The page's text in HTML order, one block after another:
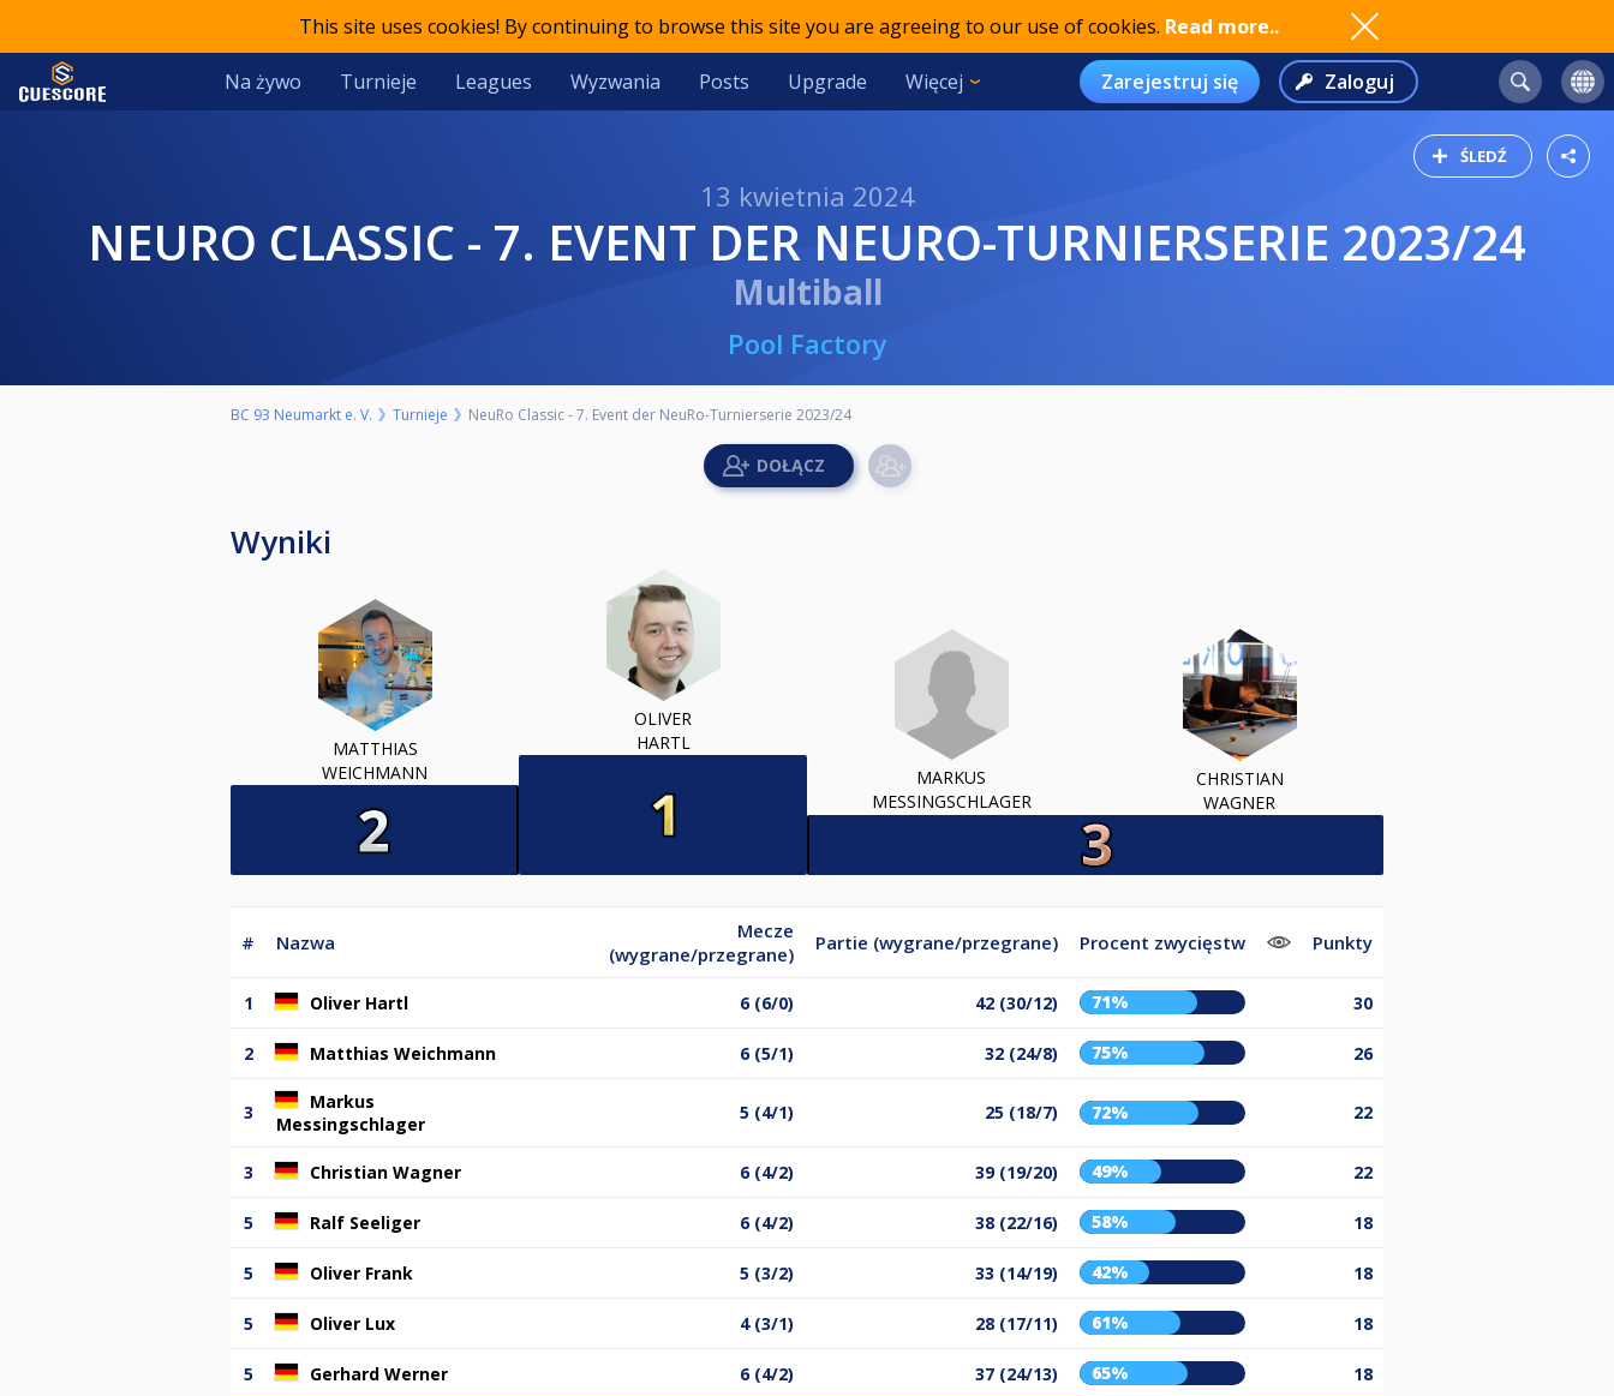
This site uses cookies! By continuing to browse this site you are agreeing to our use of cookies. Read more..
Na żywo Turnieje Leagues Wyzwania Posts Upgrade Więcej Zarejestruj się Zaloguj
ŚLEDŹ
13 kwietnia 2024
NEURO CLASSIC - 7. EVENT DER NEURO-TURNIERSERIE 2023/24
Multiball
Pool Factory
BC 93 Neumarkt e. V. Turnieje NeuRo Classic - 7. Event der NeuRo-Turnierserie 2023/24
Wyniki
MATTHIAS
WEICHMANN
OLIVER
HARTL
MARKUS
MESSINGSCHLAGER
CHRISTIAN
WAGNER
# Nazwa
Mecze
(wygrane/przegrane)
Partie (wygrane/przegrane) Procent zwycięstw Punkty
1 Oliver Hartl 6 (6/0) 42 (30/12) 71% 30
2 Matthias Weichmann 6 (5/1) 32 (24/8) 75% 26
3
Markus
Messingschlager
5 (4/1) 25 (18/7) 72% 22
3 Christian Wagner 6 (4/2) 39 (19/20) 49% 22
5 Ralf Seeliger 6 (4/2) 38 (22/16) 58% 18
5 Oliver Frank 5 (3/2) 33 (14/19) 42% 18
5 Oliver Lux 4 (3/1) 28 (17/11) 61% 18
5 Gerhard Werner 6 (4/2) 37 (24/13) 65% 18